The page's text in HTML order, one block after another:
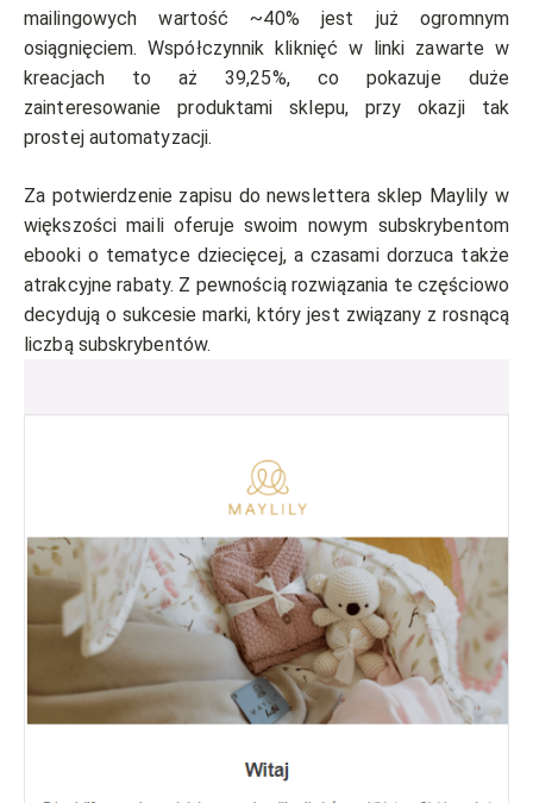
mailingowych wartość ~40% jest już ogromnym
osiągnięciem. Współczynnik kliknięć w linki zawarte w
kreacjach to aż 39,25%, co pokazuje duże
zainteresowanie produktami sklepu, przy okazji tak
prostej automatyzacji.
Za potwierdzenie zapisu do newslettera sklep Maylily w
większości maili oferuje swoim nowym subskrybentom
ebooki o tematyce dziecięcej, a czasami dorzuca także
atrakcyjne rabaty. Z pewnością rozwiązania te częściowo
decydują o sukcesie marki, który jest związany z rosnącą
liczbą subskrybentów.